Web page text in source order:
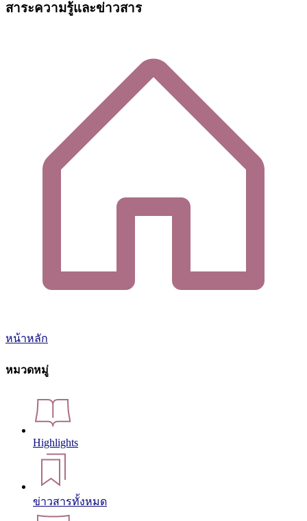
สาระความรู้และข่าวสาร
หน้าหลัก
หมวดหมู่
Highlights
ข่าวสารทั้งหมด